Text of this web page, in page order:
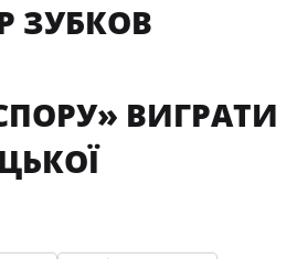
ЗУБКОВ
ВИГРАТИ